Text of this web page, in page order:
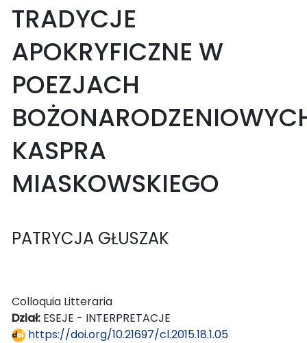
TRADYCJE
APOKRYFICZNE W
POEZJACH
KASPRA
MIASKOWSKIEGO
PATRYCJA GŁUSZAK
Colloquia Litteraria
Dział: ESEJE - INTERPRETACJE
https://doi.org/10.21697/cl.2015.18.1.05